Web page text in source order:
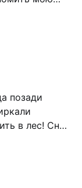
Однако
и лютый
позади
в лес! Снег
намерений и